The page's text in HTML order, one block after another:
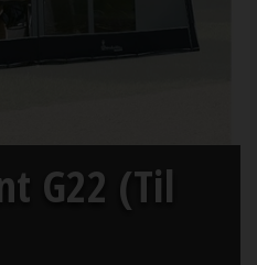
G22 (Til